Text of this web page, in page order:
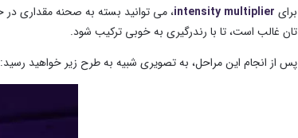
برای intensity multiplier
تان غالب است، تا با رندرگیری به خوبی ترکیب شود.
پس از انجام این مراحل، به تصویری شبیه به طرح زیر خواهید رسید: